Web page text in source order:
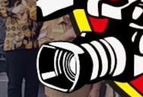
e
n
t